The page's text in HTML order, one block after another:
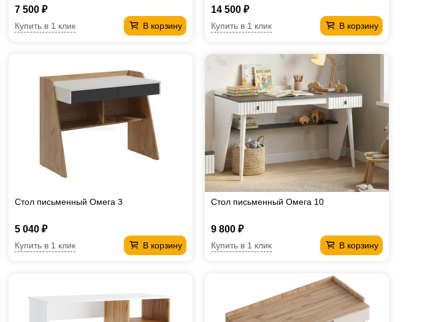
7 500 ₽
В корзину
Купить в 1 клик
14 500 ₽
В корзину
Купить в 1 клик
Стол письменный Омега 3
5 040 ₽
В корзину
Купить в 1 клик
Стол письменный Омега 10
9 800 ₽
В корзину
Купить в 1 клик